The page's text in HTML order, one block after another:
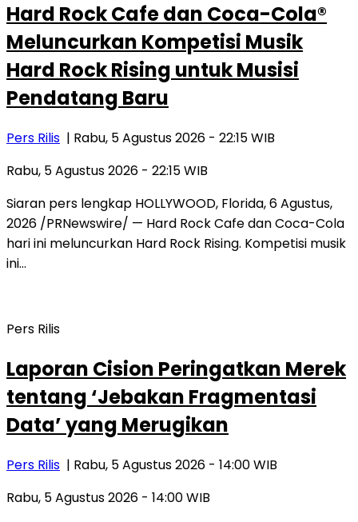
Hard Rock Cafe dan Coca-Cola®
Meluncurkan Kompetisi Musik
Hard Rock Rising untuk Musisi
Pendatang Baru
Pers Rilis | Rabu, 5 Agustus 2026 - 22:15 WIB
Rabu, 5 Agustus 2026 - 22:15 WIB
Siaran pers lengkap HOLLYWOOD, Florida, 6 Agustus,
2026 /PRNewswire/ — Hard Rock Cafe dan Coca-Cola
hari ini meluncurkan Hard Rock Rising. Kompetisi musik
ini…
Pers Rilis
Laporan Cision Peringatkan Merek
tentang ‘Jebakan Fragmentasi
Data’ yang Merugikan
Pers Rilis | Rabu, 5 Agustus 2026 - 14:00 WIB
Rabu, 5 Agustus 2026 - 14:00 WIB